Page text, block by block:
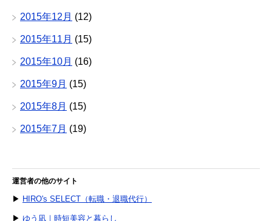
2015年12月 (12)
2015年11月 (15)
2015年10月 (16)
2015年9月 (15)
2015年8月 (15)
2015年7月 (19)
運営者の他のサイト
▶ HIRO's SELECT（転職・退職代行）
▶ ゆう凪｜時短美容と暮らし